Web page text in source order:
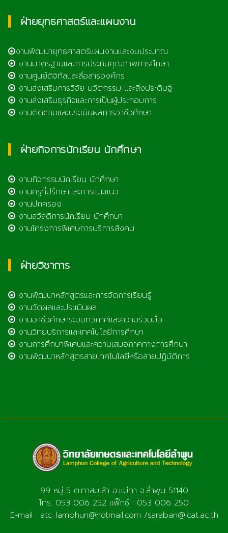
ฝ่ายยุทธศาสตร์และแผนงาน
งานพัฒนายุทธศาสตร์แผนงานและงบประมาณ
งานมาตรฐานและการประกันคุณภาพการศึกษา
งานศูนย์ดิจิทัลและสื่อสารองค์กร
งานส่งเสริมการวิจัย นวัตกรรม และสิ่งประดิษฐ์
งานส่งเสริมธุรกิจและการเป็นผู้ประกอบการ
งานติดตามและประเมินผลการอาชีวศึกษา
ฝ่ายกิจการนักเรียน นักศึกษา
งานกิจกรรมนักเรียน นักศึกษา
งานครูที่ปรึกษาและการแนะแนว
งานปกครอง
งานสวัสดิการนักเรียน นักศึกษา
งานโครงการพิเศษการบริการสังคม
ฝ่ายวิชาการ
งานพัฒนาหลักสูตรและการจัดการเรียนรู้
งานวัดผลและประเมินผล
งานอาชีวศึกษาระบบทวิภาคีและความร่วมมือ
งานวิทยบริการและเทคโนโลยีการศึกษา
งานการศึกษาพิเศษและความเสมอภาคทางการศึกษา
งานพัฒนาหลักสูตรสายเทคโนโลยีหรือสายปฏิบัติการ
99 หมู่ 5 ต.ทาสบเส้า อ.แม่ทา จ.ลำพูน 51140
โทร. 053 006 252 แฟ็กซ์ : 053 006 250
E-mail : atc_lamphun@hotmail.com /saraban@lcat.ac.th